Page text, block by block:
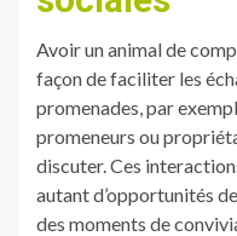
Avoir un animal de
façon de faciliter les
promenades, par
promeneurs ou
discuter. Ces
autant d’opportunités
des moments de